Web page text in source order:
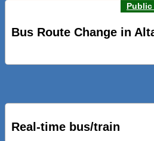
PRESENTATI A BARI NUOVI
IL TUO BUS ED IL TUO TRENO
Public
Bus Route Change in
Real-time bus/train